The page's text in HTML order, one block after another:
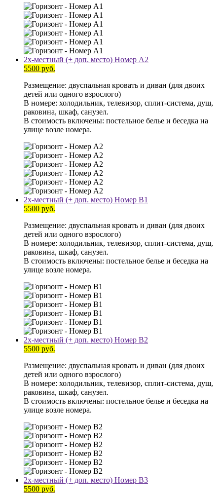
2х-местный (+ доп. место) Номер А2
5500 руб.
Размещение: двуспальная кровать и диван (для двоих
детей или одного взрослого)
В номере: холодильник, телевизор, сплит-система, душ,
раковина, шкаф, санузел.
В стоимость включены: постельное белье и беседка на
улице возле номера.
2х-местный (+ доп. место) Номер В1
5500 руб.
Размещение: двуспальная кровать и диван (для двоих
детей или одного взрослого)
В номере: холодильник, телевизор, сплит-система, душ,
раковина, шкаф, санузел.
В стоимость включены: постельное белье и беседка на
улице возле номера.
2х-местный (+ доп. место) Номер В2
5500 руб.
Размещение: двуспальная кровать и диван (для двоих
детей или одного взрослого)
В номере: холодильник, телевизор, сплит-система, душ,
раковина, шкаф, санузел.
В стоимость включены: постельное белье и беседка на
улице возле номера.
2х-местный (+ доп. место) Номер В3
5500 руб.